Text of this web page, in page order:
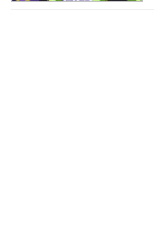
ト」を聴いたことが